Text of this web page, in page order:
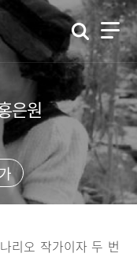
은원
가
리오 작가이자 두 번